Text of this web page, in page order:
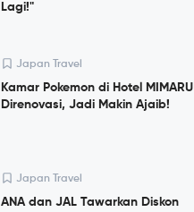
Lagi!"
Japan Travel
Kamar Pokemon di Hotel MIMARU
Direnovasi, Jadi Makin Ajaib!
Japan Travel
ANA dan JAL Tawarkan Diskon